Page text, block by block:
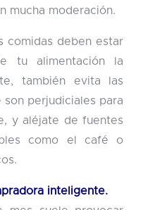
mucha moderación.
comidas deben estar
tu alimentación la
también evita las
son perjudiciales para
y aléjate de fuentes
como el café o
inteligente.